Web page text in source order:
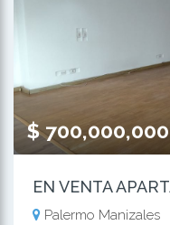
$ 700,000,000
Palermo Manizales